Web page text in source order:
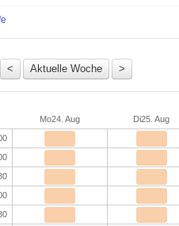
Mo24. Aug Di25. Aug